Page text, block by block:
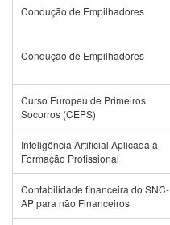
Condução de Empilhadores
Condução de Empilhadores
Curso Europeu de Primeiros
Socorros (CEPS)
Inteligência Artificial Aplicada à
Formação Profissional
Contabilidade financeira do SNC-
AP para não Financeiros